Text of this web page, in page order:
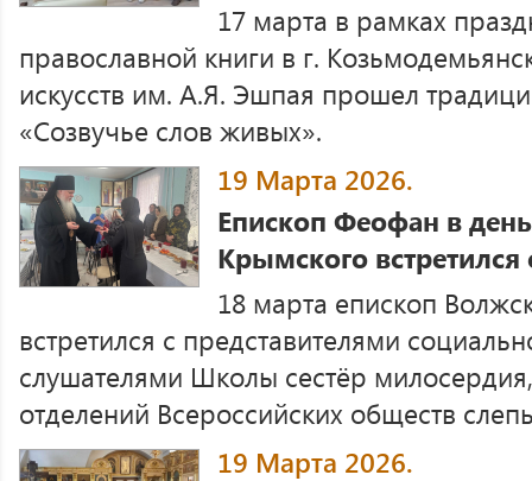
17 марта в рамках
православной книги в г.
искусств им. А.Я. Эшпая прошел
«Созвучье слов живых».
19 Марта 2026.
Епископ Феофан в
Крымского
18 марта епископ
встретился с представителями
слушателями Школы сестёр
отделений Всероссийских обществ
19 Марта 2026.